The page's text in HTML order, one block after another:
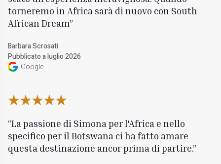
torneremo in Africa sarà di nuovo con South
African Dream
Barbara Scrosati
Pubblicato a luglio 2026
Google
La passione di Simona per l'Africa e nello
specifico per il Botswana ci ha fatto amare
questa destinazione ancor prima di partire.